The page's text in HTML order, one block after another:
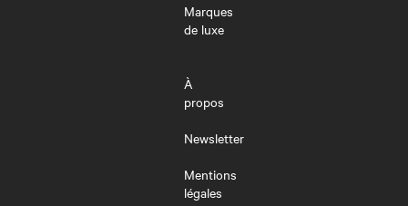
Marques
de luxe
À
propos
Newsletter
Mentions
légales